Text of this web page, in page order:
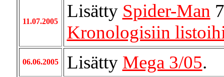
11.07.2005
Lisätty Spider-Man
Kronologisiin
06.06.2005 Lisätty Mega 3/05.